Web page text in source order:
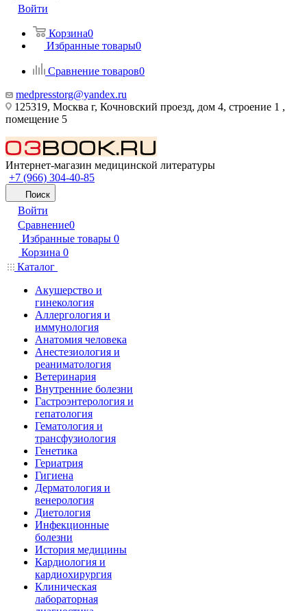
Войти
Корзина0
Избранные товары0
Сравнение товаров0
medpresstorg@yandex.ru
125319, Москва г, Кочновский проезд, дом 4, строение 1 ,
помещение 5
Интернет-магазин медицинской литературы
+7 (966) 304-40-85
Поиск
Войти
Сравнение0
Избранные товары 0
Корзина 0
Каталог
Акушерство и
гинекология
Аллергология и
иммунология
Анатомия человека
Анестезиология и
реаниматология
Ветеринария
Внутренние болезни
Гастроэнтерология и
гепатология
Гематология и
трансфузиология
Генетика
Гериатрия
Гигиена
Дерматология и
венерология
Диетология
Инфекционные
болезни
История медицины
Кардиология и
кардиохирургия
Клиническая
лабораторная